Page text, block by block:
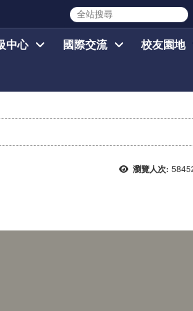
中心 國際交流 校友園地
瀏覽人次: